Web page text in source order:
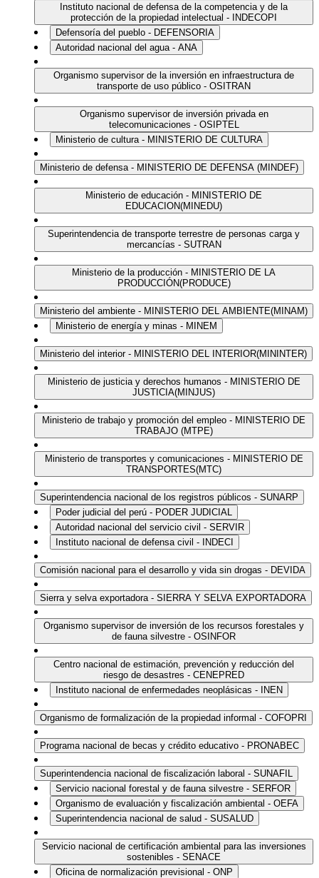
Instituto nacional de defensa de la competencia y de la
protección de la propiedad intelectual - INDECOPI
Defensoría del pueblo - DEFENSORIA
Autoridad nacional del agua - ANA
Organismo supervisor de la inversión en infraestructura de
transporte de uso público - OSITRAN
Organismo supervisor de inversión privada en
telecomunicaciones - OSIPTEL
Ministerio de cultura - MINISTERIO DE CULTURA
Ministerio de defensa - MINISTERIO DE DEFENSA (MINDEF)
Ministerio de educación - MINISTERIO DE
EDUCACION(MINEDU)
Superintendencia de transporte terrestre de personas carga y
mercancías - SUTRAN
Ministerio de la producción - MINISTERIO DE LA
PRODUCCIÓN(PRODUCE)
Ministerio del ambiente - MINISTERIO DEL AMBIENTE(MINAM)
Ministerio de energía y minas - MINEM
Ministerio del interior - MINISTERIO DEL INTERIOR(MININTER)
Ministerio de justicia y derechos humanos - MINISTERIO DE
JUSTICIA(MINJUS)
Ministerio de trabajo y promoción del empleo - MINISTERIO DE
TRABAJO (MTPE)
Ministerio de transportes y comunicaciones - MINISTERIO DE
TRANSPORTES(MTC)
Superintendencia nacional de los registros públicos - SUNARP
Poder judicial del perú - PODER JUDICIAL
Autoridad nacional del servicio civil - SERVIR
Instituto nacional de defensa civil - INDECI
Comisión nacional para el desarrollo y vida sin drogas - DEVIDA
Sierra y selva exportadora - SIERRA Y SELVA EXPORTADORA
Organismo supervisor de inversión de los recursos forestales y
de fauna silvestre - OSINFOR
Centro nacional de estimación, prevención y reducción del
riesgo de desastres - CENEPRED
Instituto nacional de enfermedades neoplásicas - INEN
Organismo de formalización de la propiedad informal - COFOPRI
Programa nacional de becas y crédito educativo - PRONABEC
Superintendencia nacional de fiscalización laboral - SUNAFIL
Servicio nacional forestal y de fauna silvestre - SERFOR
Organismo de evaluación y fiscalización ambiental - OEFA
Superintendencia nacional de salud - SUSALUD
Servicio nacional de certificación ambiental para las inversiones
sostenibles - SENACE
Oficina de normalización previsional - ONP